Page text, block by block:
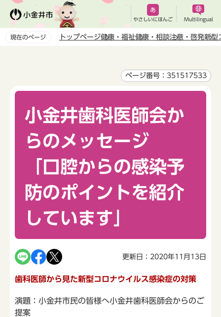
ペ
やさしいにほんご Multilingual
現在のページ トップページ健康・福祉健康・相談注意・啓発新型
ページ番号：351517533
小金井歯科医師会か
らのメッセージ
「口腔からの感染予
防のポイントを紹介
しています」
更新日：2020年11月13日
歯科医師から見た新型コロナウイルス感染症の対策
演題：小金井市民の皆様へ小金井歯科医師会からのご
提案